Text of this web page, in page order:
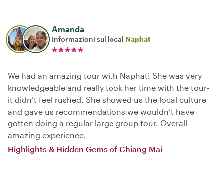
Amanda
Informazioni sul local Naphat
We had an amazing tour with Naphat! She was very
knowledgeable and really took her time with the tour-
it didn’t feel rushed. She showed us the local culture
and gave us recommendations we wouldn’t have
gotten doing a regular large group tour. Overall
amazing experience.
Highlights & Hidden Gems of Chiang Mai